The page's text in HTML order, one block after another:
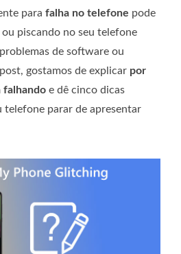
para falha no telefone pode
piscando no seu telefone
de software ou
gostamos de explicar por
falhando e dê cinco dicas
telefone parar de apresentar